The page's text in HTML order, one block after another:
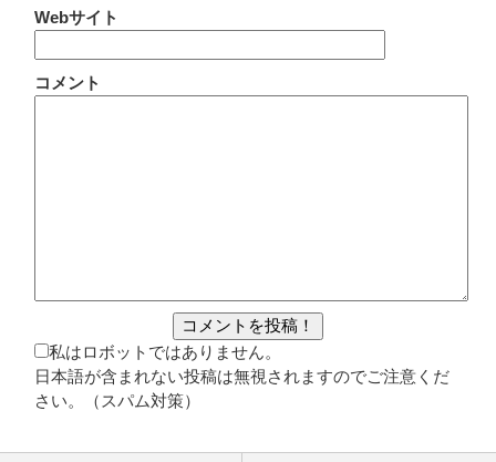
Webサイト
コメント
私はロボットではありません。
日本語が含まれない投稿は無視されますのでご注意くだ
さい。（スパム対策）